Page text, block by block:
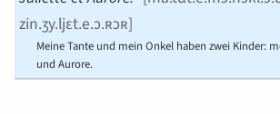
zin.ʒy.ljɛt.e.ɔ.ʀɔʀ]
Meine Tante und mein Onkel haben zwei Kinder:
und Aurore.